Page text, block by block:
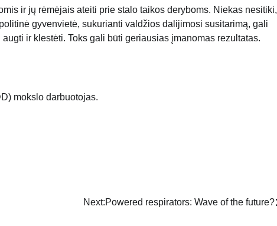
ir jų rėmėjais ateiti prie stalo taikos deryboms. Niekas nesitiki,
gyvenvietė, sukurianti valdžios dalijimosi susitarimą, gali
ir klestėti. Toks gali būti geriausias įmanomas rezultatas.
mokslo darbuotojas.
Next:Powered respirators: Wave of the future?